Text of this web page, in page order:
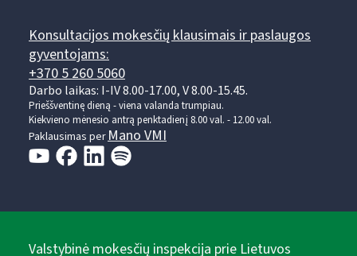
Konsultacijos mokesčių klausimais ir paslaugos
gyventojams:
+370 5 260 5060
Darbo laikas: I-IV 8.00-17.00, V 8.00-15.45.
Prieššventinę dieną - viena valanda trumpiau.
Kiekvieno mėnesio antrą penktadienį 8.00 val. - 12.00 val.
Paklausimas per Mano VMI
Valstybinė mokesčių inspekcija prie Lietuvos